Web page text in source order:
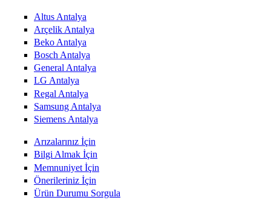
Altus Antalya
Arçelik Antalya
Beko Antalya
Bosch Antalya
General Antalya
LG Antalya
Regal Antalya
Samsung Antalya
Siemens Antalya
Arızalarınız İçin
Bilgi Almak İçin
Memnuniyet İçin
Önerileriniz İçin
Ürün Durumu Sorgula